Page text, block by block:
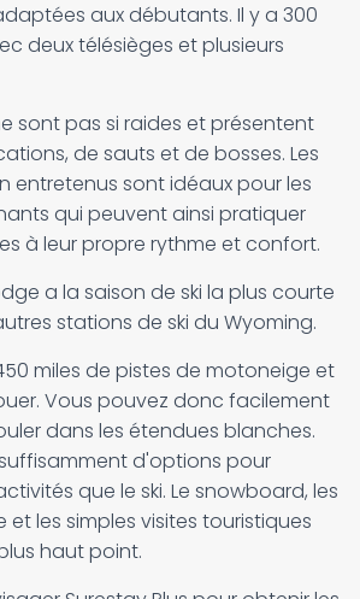
aux débutants. Il y a 300
deux télésièges et plusieurs
sont pas si raides et présentent
de sauts et de bosses. Les
entretenus sont idéaux pour les
qui peuvent ainsi pratiquer
à leur propre rythme et confort.
a la saison de ski la plus courte
stations de ski du Wyoming.
miles de pistes de motoneige et
Vous pouvez donc facilement
dans les étendues blanches.
d'options pour
que le ski. Le snowboard, les
les simples visites touristiques
haut point.